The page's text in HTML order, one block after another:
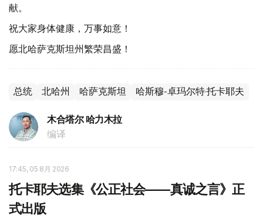
献。
祝大家身体健康，万事如意！
愿北哈萨克斯坦州繁荣昌盛！
总统 北哈州 哈萨克斯坦 哈斯穆-卓玛尔特·托卡耶夫
木合塔尔 哈力木拉
编译
17:45, 05 8月 2026
托卡耶夫选集《公正社会——真诚之言》正
式出版